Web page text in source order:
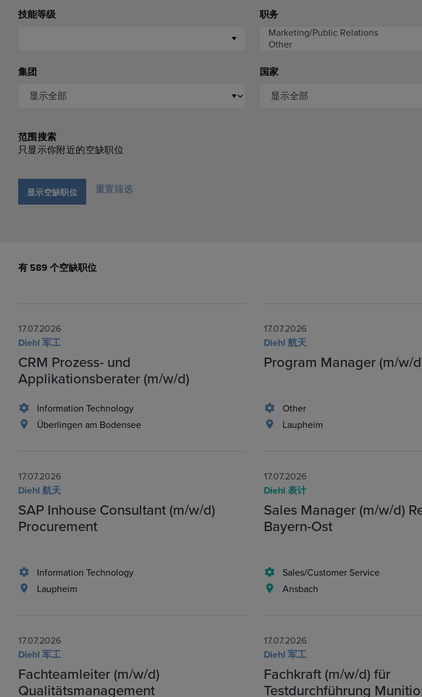
技能等级 职务
集团 国家
范围搜索
只显示你附近的空缺职位
显示空缺职位 重置筛选
有 589 个空缺职位
17.07.2026
Diehl 军工
CRM Prozess- und
Applikationsberater (m/w/d)
Information Technology
Überlingen am Bodensee
17.07.2026
Diehl 航天
Program Manager (m/w/
Other
Laupheim
17.07.2026
Diehl 航天
SAP Inhouse Consultant (m/w/d)
Procurement
Information Technology
Laupheim
17.07.2026
Diehl 表计
Sales Manager (m/w/d)
Bayern-Ost
Sales/Customer Service
Ansbach
17.07.2026
Diehl 军工
Fachteamleiter (m/w/d)
Qualitätsmanagement
17.07.2026
Diehl 军工
Fachkraft (m/w/d) für
Testdurchführung